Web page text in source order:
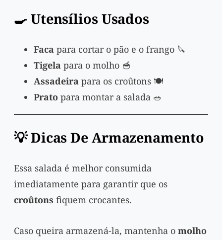
🍳 Utensílios Usados
Faca para cortar o pão e o frango 🔪
Tigela para o molho 🥣
Assadeira para os croûtons 🍽️
Prato para montar a salada 🥗
💡 Dicas De Armazenamento
Essa salada é melhor consumida
imediatamente para garantir que os
croûtons fiquem crocantes.
Caso queira armazená-la, mantenha o molho